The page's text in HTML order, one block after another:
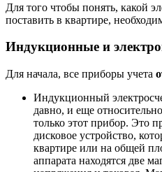
Для того чтобы понять, какой
поставить в квартире,
Индукционные и
Для начала, все приборы учета
Индукционный
давно, и еще
только этот прибор. Это
дисковое устройство,
квартире или на общей
аппарата находятся две